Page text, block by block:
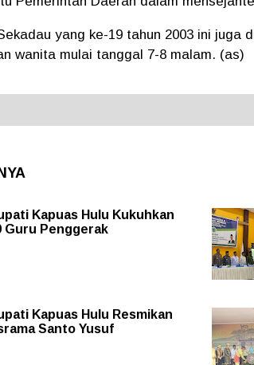
yang ke-19 tahun 2003 ini juga
wanita mulai tanggal 7-8 malam. (as)
Kapuas Hulu Kukuhkan
Guru Penggerak
Kapuas Hulu Resmikan
Santo Yusuf